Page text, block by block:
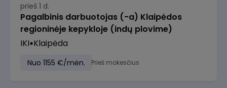
prieš 1 d.
Pagalbinis darbuotojas (-a) Klaipėdos
regioninėje kepykloje (indų plovime)
IKI Klaipėda
Nuo 1155 €/mėn. Prieš mokesčius